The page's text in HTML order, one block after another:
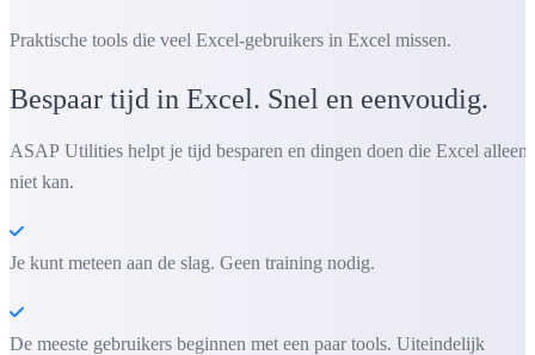
Praktische tools die veel Excel-gebruikers in Excel missen.
Bespaar tijd in Excel. Snel en eenvoudig.
ASAP Utilities helpt je tijd besparen en dingen doen die Excel alleen
niet kan.
Je kunt meteen aan de slag. Geen training nodig.
De meeste gebruikers beginnen met een paar tools. Uiteindelijk